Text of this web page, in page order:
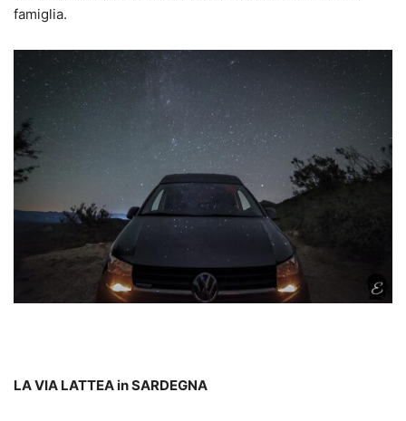
famiglia.
LA VIA LATTEA in SARDEGNA